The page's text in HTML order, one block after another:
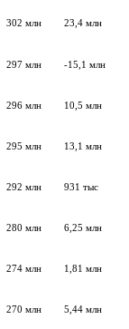
302 млн 23,4 млн
297 млн -15,1 млн
296 млн 10,5 млн
295 млн 13,1 млн
292 млн 931 тыс
280 млн 6,25 млн
274 млн 1,81 млн
270 млн 5,44 млн